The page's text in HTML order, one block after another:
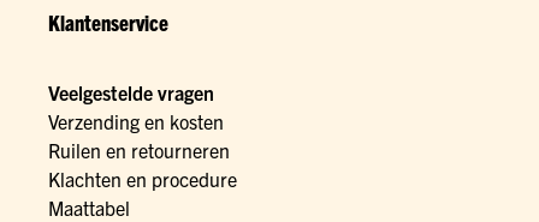
Klantenservice
Veelgestelde vragen
Verzending en kosten
Ruilen en retourneren
Klachten en procedure
Maattabel